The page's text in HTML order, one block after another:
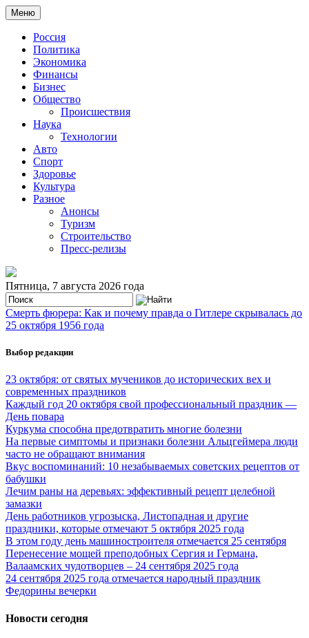
Меню
Россия
Политика
Экономика
Финансы
Бизнес
Общество
Происшествия
Наука
Технологии
Авто
Спорт
Здоровье
Культура
Разное
Анонсы
Туризм
Строительство
Пресс-релизы
Пятница, 7 августа 2026 года
Смерть фюрера: Как и почему правда о Гитлере скрывалась до
25 октября 1956 года
Выбор редакции
23 октября: от святых мучеников до исторических вех и
современных праздников
Каждый год 20 октября свой профессиональный праздник —
День повара
Куркума способна предотвратить многие болезни
На первые симптомы и признаки болезни Альцгеймера люди
часто не обращают внимания
Вкус воспоминаний: 10 незабываемых советских рецептов от
бабушки
Лечим раны на деревьях: эффективный рецепт целебной
замазки
День работников угрозыска, Листопадная и другие
праздники, которые отмечают 5 октября 2025 года
В этом году день машиностроителя отмечается 25 сентября
Перенесение мощей преподобных Сергия и Германа,
Валаамских чудотворцев – 24 сентября 2025 года
24 сентября 2025 года отмечается народный праздник
Федорины вечерки
Новости сегодня